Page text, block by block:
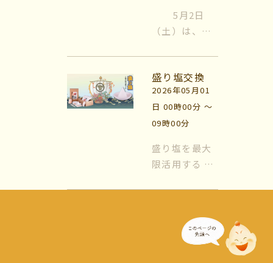
されている日
のことです。
天に昇り、万
物の罪を赦し
てくれるた
め、何をや...
（土）は、満
咲く時期に現
れる満月は、
｢花の月｣と呼
ばれ、 新た...
盛り塩交換
2026年05月01
日 00時00分 〜
09時00分
盛り塩を最大
限活用する 風
盛り塩をする
場所は『玄